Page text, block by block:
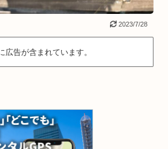
2023/7/28
広告が含まれています。